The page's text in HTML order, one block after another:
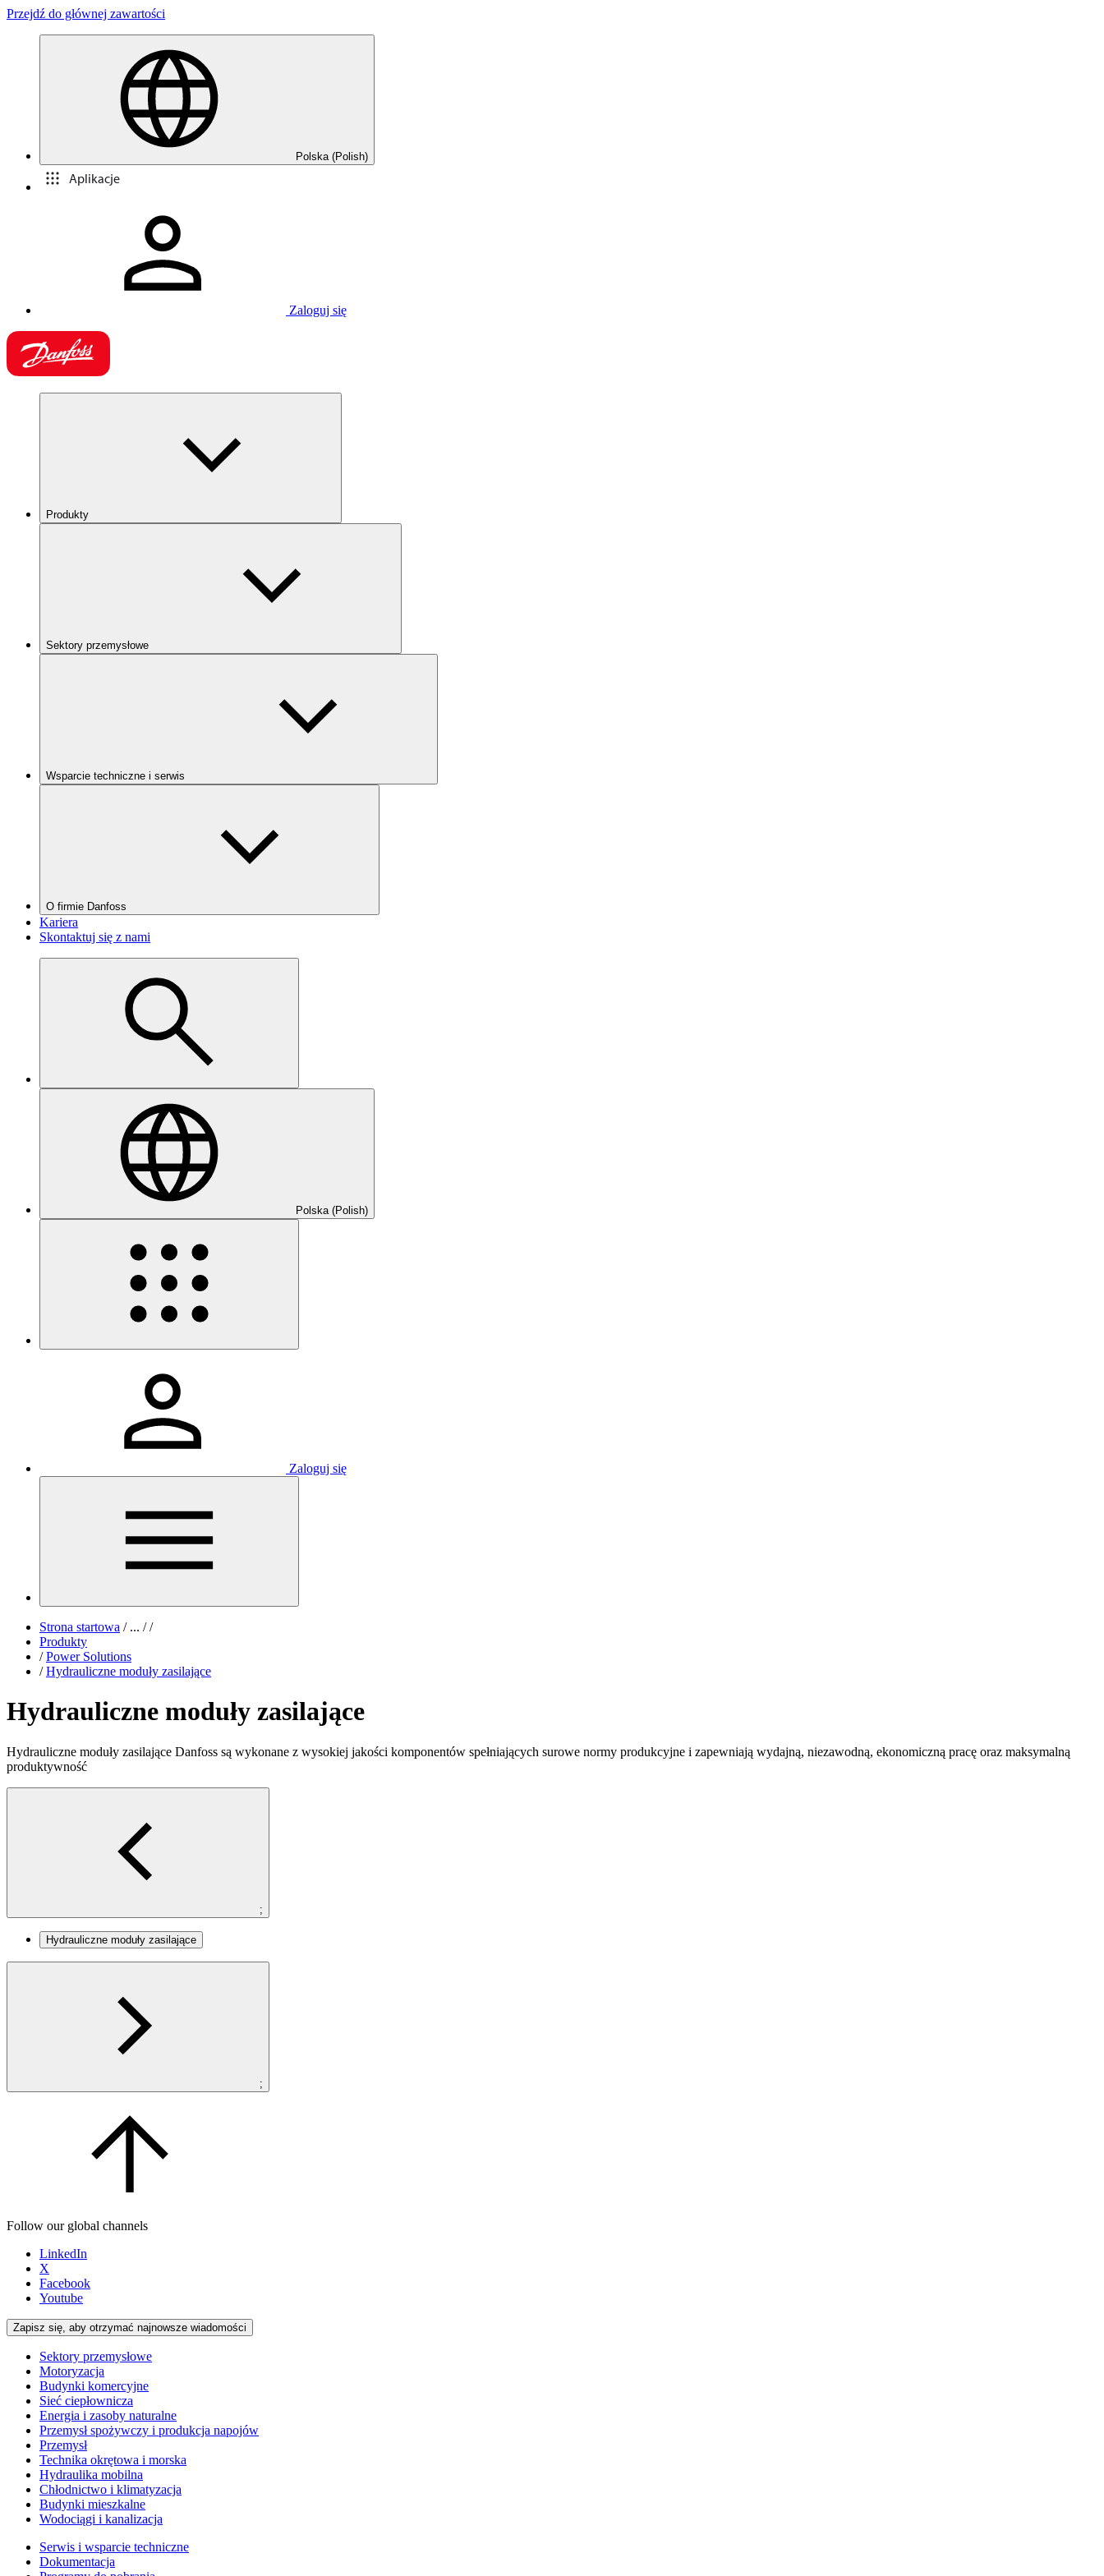
Przejdź do głównej zawartości
Polska (Polish)
Aplikacje
Zaloguj się
Produkty
Sektory przemysłowe
Wsparcie techniczne i serwis
O firmie Danfoss
Kariera
Skontaktuj się z nami
Polska (Polish)
Zaloguj się
Strona startowa /... / /
Produkty
/ Power Solutions
/ Hydrauliczne moduły zasilające
Hydrauliczne moduły zasilające
Hydrauliczne moduły zasilające Danfoss są wykonane z wysokiej jakości komponentów spełniających surowe normy produkcyjne i zapewniają wydajną, niezawodną, ekonomiczną pracę oraz maksymalną
produktywność
;
Hydrauliczne moduły zasilające
;
Follow our global channels
LinkedIn
X
Facebook
Youtube
Zapisz się, aby otrzymać najnowsze wiadomości
Sektory przemysłowe
Motoryzacja
Budynki komercyjne
Sieć ciepłownicza
Energia i zasoby naturalne
Przemysł spożywczy i produkcja napojów
Przemysł
Technika okrętowa i morska
Hydraulika mobilna
Chłodnictwo i klimatyzacja
Budynki mieszkalne
Wodociągi i kanalizacja
Serwis i wsparcie techniczne
Dokumentacja